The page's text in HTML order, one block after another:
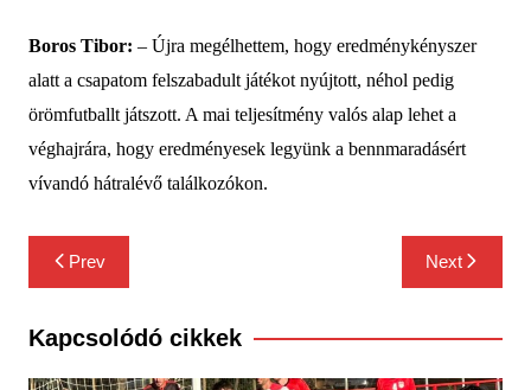
Boros Tibor: – Újra megélhettem, hogy eredménykényszer
alatt a csapatom felszabadult játékot nyújtott, néhol pedig
örömfutballt játszott. A mai teljesítmény valós alap lehet a
véghajrára, hogy eredményesek legyünk a bennmaradásért
vívandó hátralévő találkozókon.
Bejegyzés
navigáció
Prev Next
Kapcsolódó cikkek